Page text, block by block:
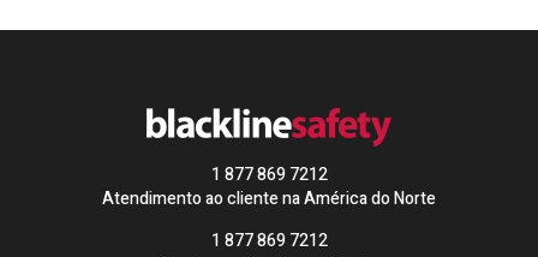
1 877 869 7212
Atendimento ao cliente na América do Norte
1 877 869 7212